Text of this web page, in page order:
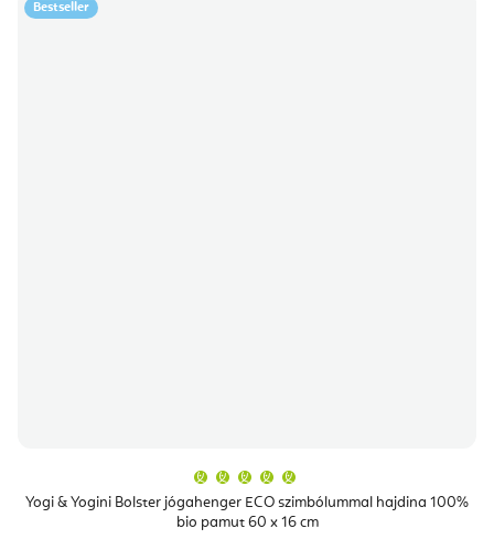
Bestseller
Yogi & Yogini Bolster jógahenger ECO szimbólummal hajdina 100%
bio pamut 60 x 16 cm
átlagos
értékelése
5-